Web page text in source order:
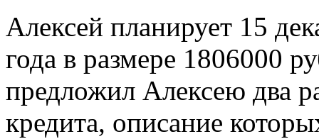
Алексей планирует 15
года в размере 1806000
предложил Алексею два
кредита, описание